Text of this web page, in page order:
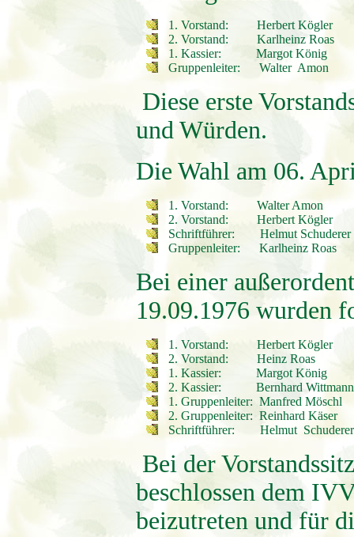
1. Vorstand: Herbert Kögler
2. Vorstand: Karlheinz Roas
1. Kassier: Margot König
Gruppenleiter: Walter Amon
Diese erste
und Würden.
Die Wahl am 06.
1. Vorstand: Walter Amon
2. Vorstand: Herbert Kögler
Schriftführer: Helmut Schuderer
Gruppenleiter: Karlheinz Roas
Bei einer
19.09.1976 wurden
1. Vorstand: Herbert Kögler
2. Vorstand: Heinz Roas
1. Kassier: Margot König
2. Kassier: Bernhard Wittmann
1. Gruppenleiter: Manfred Möschl
2. Gruppenleiter: Reinhard Käser
Schriftführer: Helmut Schuderer
Bei der
beschlossen dem
beizutreten und für